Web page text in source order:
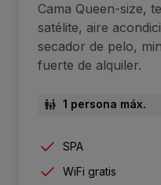
Cama Queen-size,
satélite, aire
secador de pelo,
fuerte de alquiler.
1 persona máx.
SPA
WiFi gratis